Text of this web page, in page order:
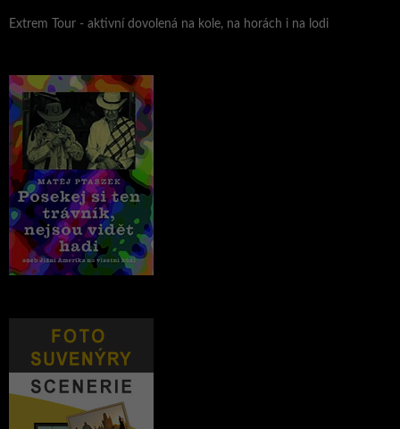
Extrem Tour - aktivní dovolená na kole, na horách i na lodi